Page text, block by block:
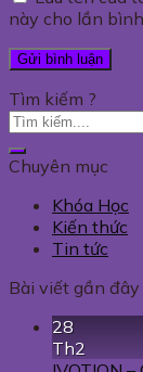
này cho lần
Tìm kiếm ?
Chuyên mục
Khóa Học
Kiến thức
Tin tức
Bài viết gần đây
28
Th2